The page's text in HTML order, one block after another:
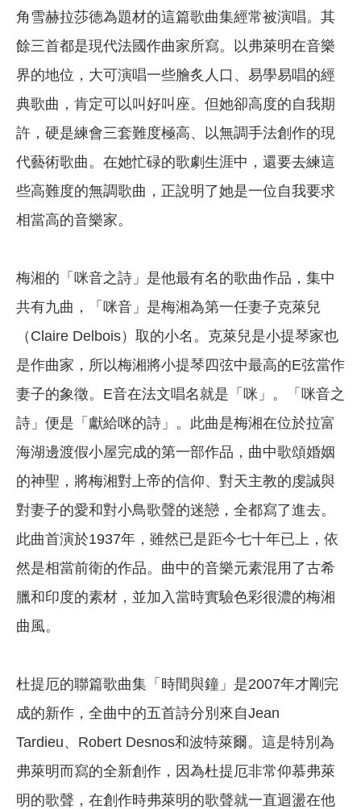
角雪赫拉莎德為題材的這篇歌曲集經常被演唱。其
餘三首都是現代法國作曲家所寫。以弗萊明在音樂
界的地位，大可演唱一些膾炙人口、易學易唱的經
典歌曲，肯定可以叫好叫座。但她卻高度的自我期
許，硬是練會三套難度極高、以無調手法創作的現
代藝術歌曲。在她忙碌的歌劇生涯中，還要去練這
些高難度的無調歌曲，正說明了她是一位自我要求
相當高的音樂家。
梅湘的「咪音之詩」是他最有名的歌曲作品，集中
共有九曲，「咪音」是梅湘為第一任妻子克萊兒
（Claire Delbois）取的小名。克萊兒是小提琴家也
是作曲家，所以梅湘將小提琴四弦中最高的E弦當作
妻子的象徵。E音在法文唱名就是「咪」。「咪音之
詩」便是「獻給咪的詩」。此曲是梅湘在位於拉富
海湖邊渡假小屋完成的第一部作品，曲中歌頌婚姻
的神聖，將梅湘對上帝的信仰、對天主教的虔誠與
對妻子的愛和對小鳥歌聲的迷戀，全都寫了進去。
此曲首演於1937年，雖然已是距今七十年已上，依
然是相當前衛的作品。曲中的音樂元素混用了古希
臘和印度的素材，並加入當時實驗色彩很濃的梅湘
曲風。
杜提厄的聯篇歌曲集「時間與鐘」是2007年才剛完
成的新作，全曲中的五首詩分別來自Jean
Tardieu、Robert Desnos和波特萊爾。這是特別為
弗萊明而寫的全新創作，因為杜提厄非常仰慕弗萊
明的歌聲，在創作時弗萊明的歌聲就一直迴盪在他